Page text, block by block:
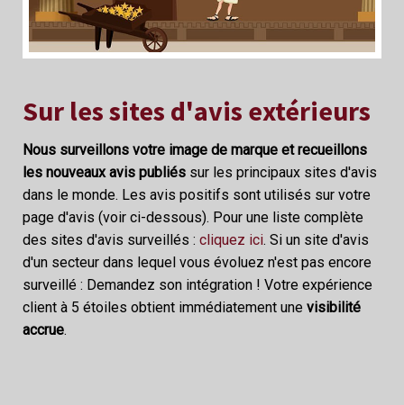
Sur les sites d'avis extérieurs
Nous surveillons votre image de marque et recueillons
les nouveaux avis publiés sur les principaux sites d'avis
dans le monde. Les avis positifs sont utilisés sur votre
page d'avis (voir ci-dessous). Pour une liste complète
des sites d'avis surveillés : cliquez ici. Si un site d'avis
d'un secteur dans lequel vous évoluez n'est pas encore
surveillé : Demandez son intégration ! Votre expérience
client à 5 étoiles obtient immédiatement une visibilité
accrue.